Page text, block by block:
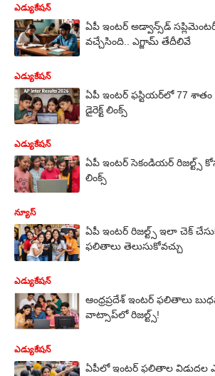
ఎడ్యుకేషన్
ఏపీ ఇంటర్ అడ్వాన్స్‌డ్
వచ్చేసింది.. ఎగ్జామ్ తేదీలివే
ఎడ్యుకేషన్
ఏపీ ఇంటర్ ఫస్టియర్‌లో 77 శాతం
డైరెక్ట్ లింక్స్
ఎడ్యుకేషన్
ఏపీ ఇంటర్ సెకండియర్ రిజల్ట్స్
లింక్స్
న్యూస్
ఏపీ ఇంటర్ రిజల్ట్స్ ఇలా చెక్
ఫలితాలు తెలుసుకోవచ్చు
ఎడ్యుకేషన్
ఆంధ్రప్రదేశ్ ఇంటర్ ఫలితాలు
వాట్సాప్‌లో రిజల్ట్స్‌!
ఎడ్యుకేషన్
ఏపీలో ఇంటర్ ఫలితాల విడుదల